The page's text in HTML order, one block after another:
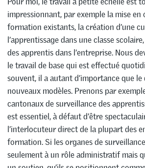
impressionnant, par exemple la mise
formation existants, la création d’une
l’apprentissage dans une classe
des apprentis dans l’entreprise. Nous
le travail de base qui est effectué
souvent, il a autant d’importance que
nouveaux modèles. Prenons par
cantonaux de surveillance des
est essentiel, à défaut d’être
l’interlocuteur direct de la plupart des
formation. Si les organes de
seulement à un rôle administratif mais